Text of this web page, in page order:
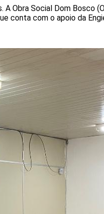
Obra Social Dom Bosco
conta com o apoio da